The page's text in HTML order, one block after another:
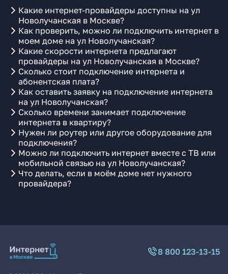
Какие интернет-провайдеры доступны на ул
Новолучанская в Москве?
Как проверить, можно ли подключить интернет в
моем доме на ул Новолучанская?
Какие скорости интернета предлагают
провайдеры на ул Новолучанская в Москве?
Сколько стоит подключение интернета и
абонентская плата?
Как оставить заявку на подключение интернета
на ул Новолучанская?
Сколько времени занимает подключение
интернета в квартиру?
Нужен ли роутер или другое оборудование для
подключения?
Можно ли подключить интернет вместе с ТВ или
мобильной связью на ул Новолучанская?
Что делать, если в моём доме нет нужного
провайдера?
8 800 123-13-15